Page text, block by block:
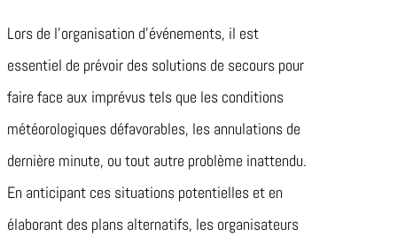
Lors de l’organisation d’événements, il est
essentiel de prévoir des solutions de secours pour
faire face aux imprévus tels que les conditions
météorologiques défavorables, les annulations de
dernière minute, ou tout autre problème inattendu.
En anticipant ces situations potentielles et en
élaborant des plans alternatifs, les organisateurs